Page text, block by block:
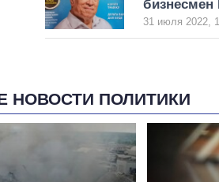
бизнесмен
31 июля 2022,
НОВОСТИ ПОЛИТИКИ